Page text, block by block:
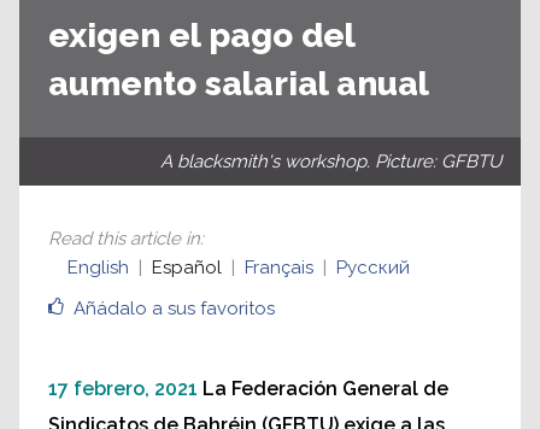
exigen el pago del
aumento salarial anual
A blacksmith's workshop. Picture: GFBTU
Añádalo a sus favoritos
Read this article in:
English
Español Français Русский
17 febrero, 2021 La Federación General de